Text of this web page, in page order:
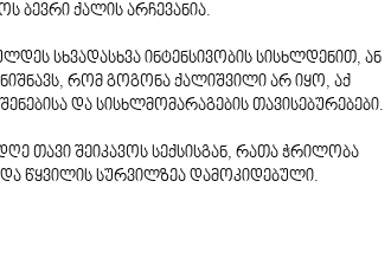
ბევრი ქალის არჩევანია.
სხვადასხვა ინტენსივობის სისხლდენით, ან
რომ გოგონა ქალიშვილი არ იყო, აქ
და სისხლმომარაგების თავისებურებები.
თავი შეიკავოს სექსისგან, რათა ჭრილობა
წყვილის სურვილზეა დამოკიდებული.